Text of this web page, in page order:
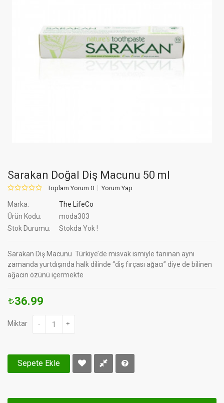
Sarakan Doğal Diş Macunu 50 ml
Toplam Yorum 0 Yorum Yap
Marka:
The LifeCo
Ürün Kodu:
moda303
Stok Durumu:
Stokda Yok !
Sarakan Diş Macunu Türkiye’de misvak ismiyle tanınan aynı
zamanda yurtdışında halk dilinde “diş fırçası ağacı” diye de bilinen
ağacın özünü içermekte
36.99
Miktar - +
Sepete Ekle